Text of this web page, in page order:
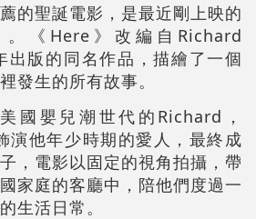
的聖誕電影，是最近剛上映的
。《Here》改編自Richard
版的同名作品，描繪了一個
發生的所有故事。
國嬰兒潮世代的Richard，
他年少時期的愛人，最終成
，電影以固定的視角拍攝，帶
家庭的客廳中，陪他們度過一
生活日常。